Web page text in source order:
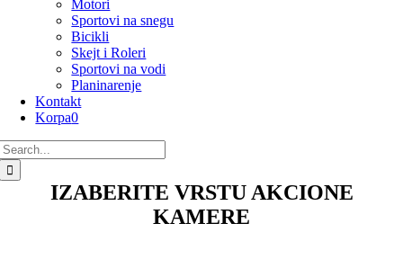
Motori
Sportovi na snegu
Bicikli
Skejt i Roleri
Sportovi na vodi
Planinarenje
Kontakt
Korpa0
IZABERITE VRSTU AKCIONE
KAMERE